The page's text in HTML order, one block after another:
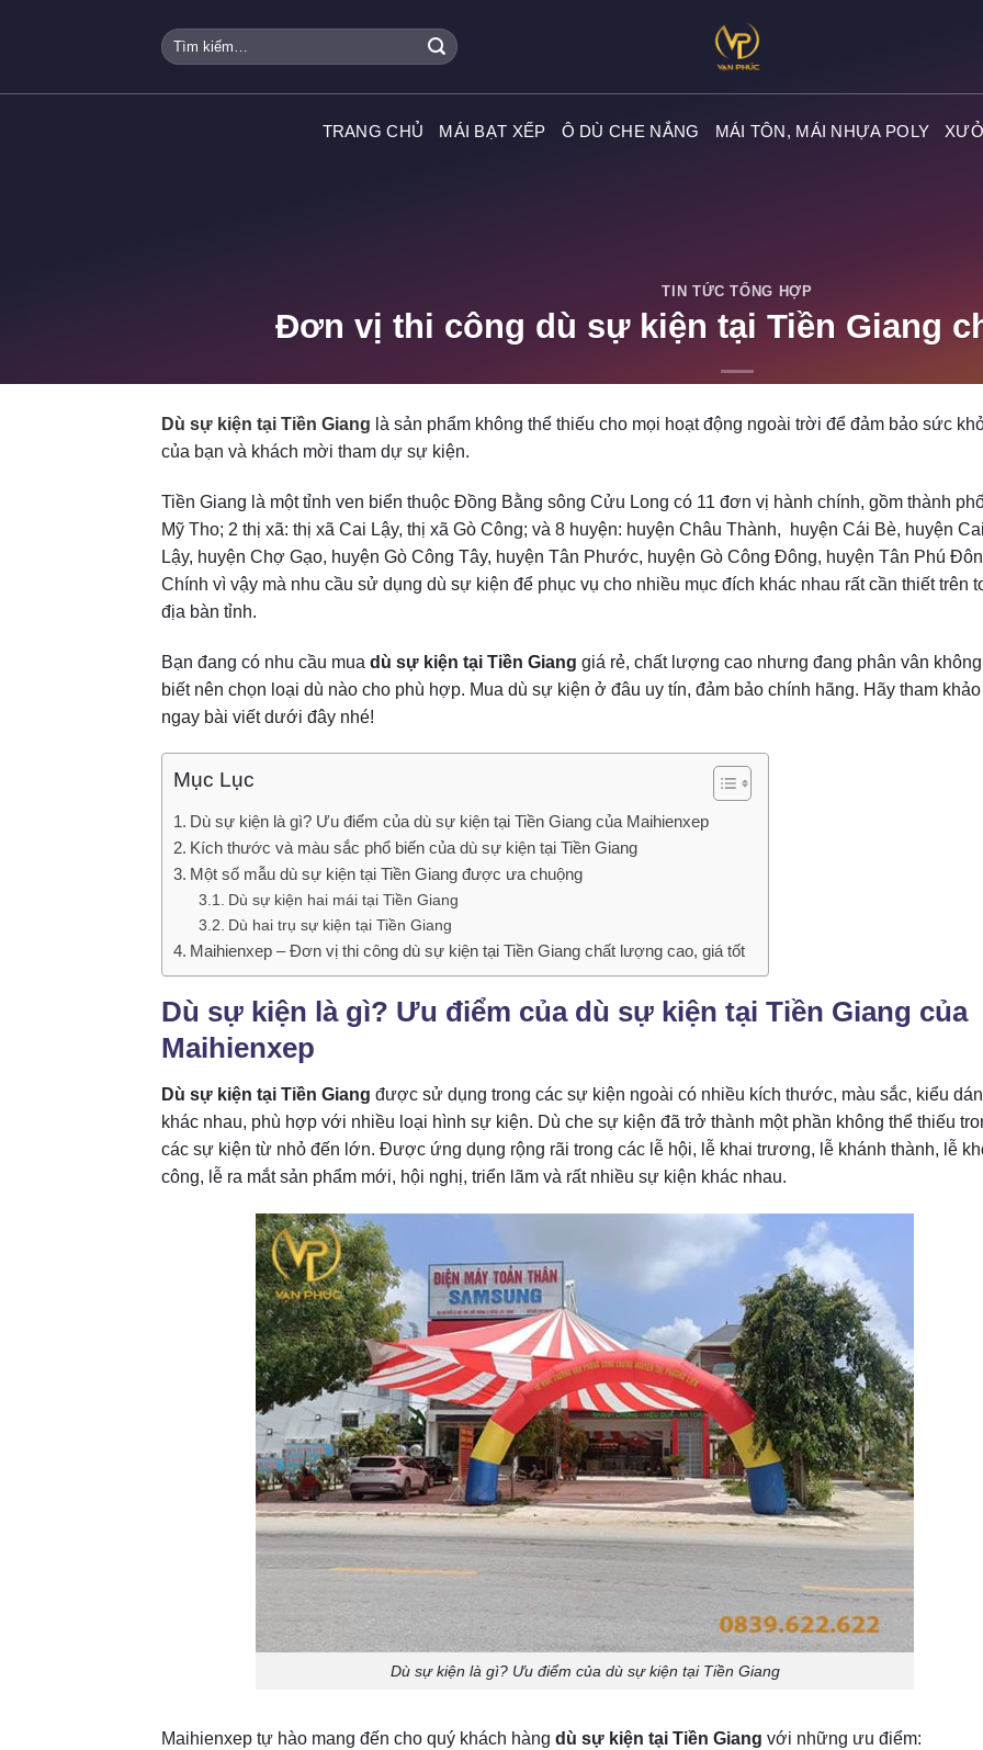
Tìm
kiếm:
TRANG CHỦ MÁI BẠT XẾP Ô DÙ CHE NẮNG MÁI TÔN, MÁI NHỰA POLY
TIN TỨC TỔNG HỢP
Đơn vị thi công dù sự kiện tại Tiền Giang
Dù sự kiện tại Tiền Giang là sản phẩm không thể thiếu cho mọi hoạt động ngoài trời để đảm bảo sức
của bạn và khách mời tham dự sự kiện.
Tiền Giang là một tỉnh ven biển thuộc Đồng Bằng sông Cửu Long có 11 đơn vị hành chính, gồm thành
Mỹ Tho; 2 thị xã: thị xã Cai Lậy, thị xã Gò Công; và 8 huyện: huyện Châu Thành, huyện Cái Bè, huyện
Lậy, huyện Chợ Gạo, huyện Gò Công Tây, huyện Tân Phước, huyện Gò Công Đông, huyện Tân Phú
Chính vì vậy mà nhu cầu sử dụng dù sự kiện để phục vụ cho nhiều mục đích khác nhau rất cần thiết trên
địa bàn tỉnh.
Bạn đang có nhu cầu mua dù sự kiện tại Tiền Giang giá rẻ, chất lượng cao nhưng đang phân vân không
biết nên chọn loại dù nào cho phù hợp. Mua dù sự kiện ở đâu uy tín, đảm bảo chính hãng. Hãy tham khảo
ngay bài viết dưới đây nhé!
Mục Lục
Dù sự kiện là gì? Ưu điểm của dù sự kiện tại Tiền Giang của Maihienxep
Kích thước và màu sắc phổ biến của dù sự kiện tại Tiền Giang
Một số mẫu dù sự kiện tại Tiền Giang được ưa chuộng
Dù sự kiện hai mái tại Tiền Giang
Dù hai trụ sự kiện tại Tiền Giang
Maihienxep – Đơn vị thi công dù sự kiện tại Tiền Giang chất lượng cao, giá tốt
Dù sự kiện là gì? Ưu điểm của dù sự kiện tại Tiền Giang của
Maihienxep
Dù sự kiện tại Tiền Giang được sử dụng trong các sự kiện ngoài có nhiều kích thước, màu sắc, kiểu
khác nhau, phù hợp với nhiều loại hình sự kiện. Dù che sự kiện đã trở thành một phần không thể thiếu
các sự kiện từ nhỏ đến lớn. Được ứng dụng rộng rãi trong các lễ hội, lễ khai trương, lễ khánh thành, lễ
công, lễ ra mắt sản phẩm mới, hội nghị, triển lãm và rất nhiều sự kiện khác nhau.
Dù sự kiện là gì? Ưu điểm của dù sự kiện tại Tiền Giang
Maihienxep tự hào mang đến cho quý khách hàng dù sự kiện tại Tiền Giang với những ưu điểm: